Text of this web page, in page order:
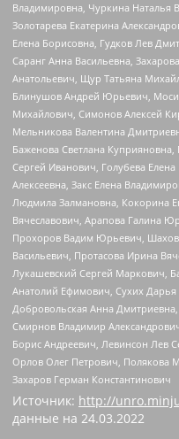
Владимировна, Чуркина Наталья
Золотарева Екатерина
Елена Борисовна, Гудков Лев
Саранг Анна Васильевна,
Анатольевич, Щур Татьяна
Блинушов Андрей Юрьевич,
Михайлович, Симонов Алексей
Мельникова Валентина
Баженова Светлана
Сергей Иванович, Голубева
Алексеевна, Закс Елена
Людмила Залмановна, Кокорина
Вячеславович, Арапова Галина
Прохоров Вадим Юрьевич,
Васильевич, Протасова Ирина
Лукашевский Сергей Маркович,
Анатолий Ефимович, Сухих
Добровольская Анна
Смирнов Владимир
Борис Андреевич, Левинсон Лев
Орлов Олег Петрович, Полякова
Захаров Герман Константинович
Источник: http://
данные на 24.03.2022